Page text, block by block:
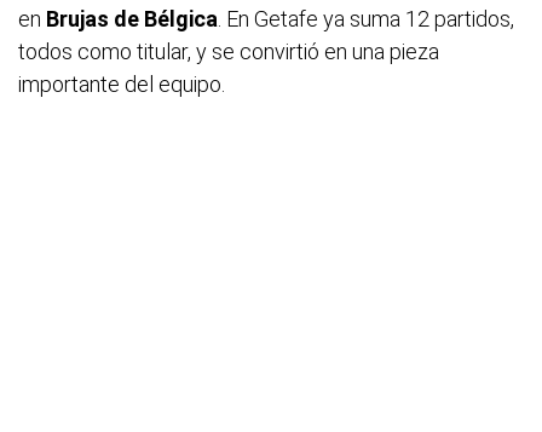
en Brujas de Bélgica . En Getafe ya suma 12 partidos,
todos como titular, y se convirtió en una pieza
importante del equipo.